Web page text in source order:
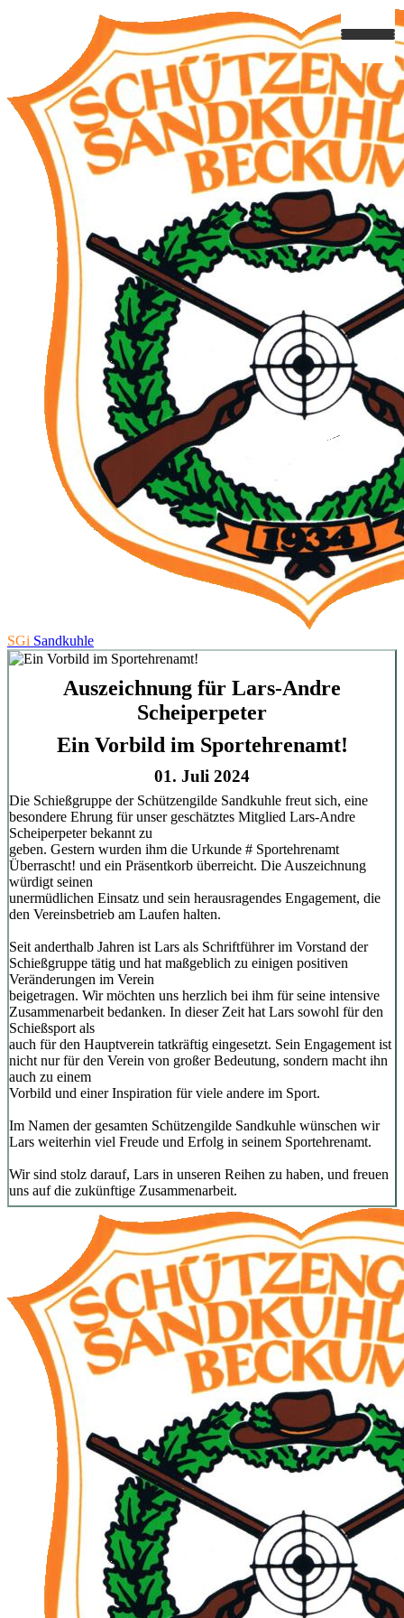
SGi Sandkuhle
Auszeichnung für Lars-Andre
Scheiperpeter
Ein Vorbild im Sportehrenamt!
01. Juli 2024
Die Schießgruppe der Schützengilde Sandkuhle freut sich, eine
besondere Ehrung für unser geschätztes Mitglied Lars-Andre
Scheiperpeter bekannt zu
geben. Gestern wurden ihm die Urkunde # Sportehrenamt
Überrascht! und ein Präsentkorb überreicht. Die Auszeichnung
würdigt seinen
unermüdlichen Einsatz und sein herausragendes Engagement, die
den Vereinsbetrieb am Laufen halten.
Seit anderthalb Jahren ist Lars als Schriftführer im Vorstand der
Schießgruppe tätig und hat maßgeblich zu einigen positiven
Veränderungen im Verein
beigetragen. Wir möchten uns herzlich bei ihm für seine intensive
Zusammenarbeit bedanken. In dieser Zeit hat Lars sowohl für den
Schießsport als
auch für den Hauptverein tatkräftig eingesetzt. Sein Engagement ist
nicht nur für den Verein von großer Bedeutung, sondern macht ihn
auch zu einem
Vorbild und einer Inspiration für viele andere im Sport.
Im Namen der gesamten Schützengilde Sandkuhle wünschen wir
Lars weiterhin viel Freude und Erfolg in seinem Sportehrenamt.
Wir sind stolz darauf, Lars in unseren Reihen zu haben, und freuen
uns auf die zukünftige Zusammenarbeit.